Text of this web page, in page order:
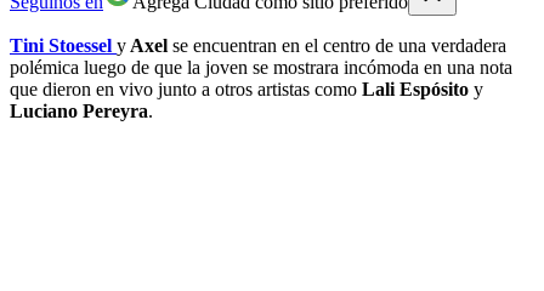
Tini Stoessel y Axel se encuentran en el centro de una verdadera
polémica luego de que la joven se mostrara incómoda en una nota
que dieron en vivo junto a otros artistas como Lali Espósito y
Luciano Pereyra.